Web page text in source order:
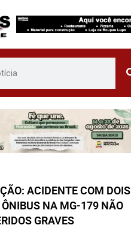
ACIDENTE COM DOIS
ÔNIBUS NA MG-179 NÃO
GRAVES